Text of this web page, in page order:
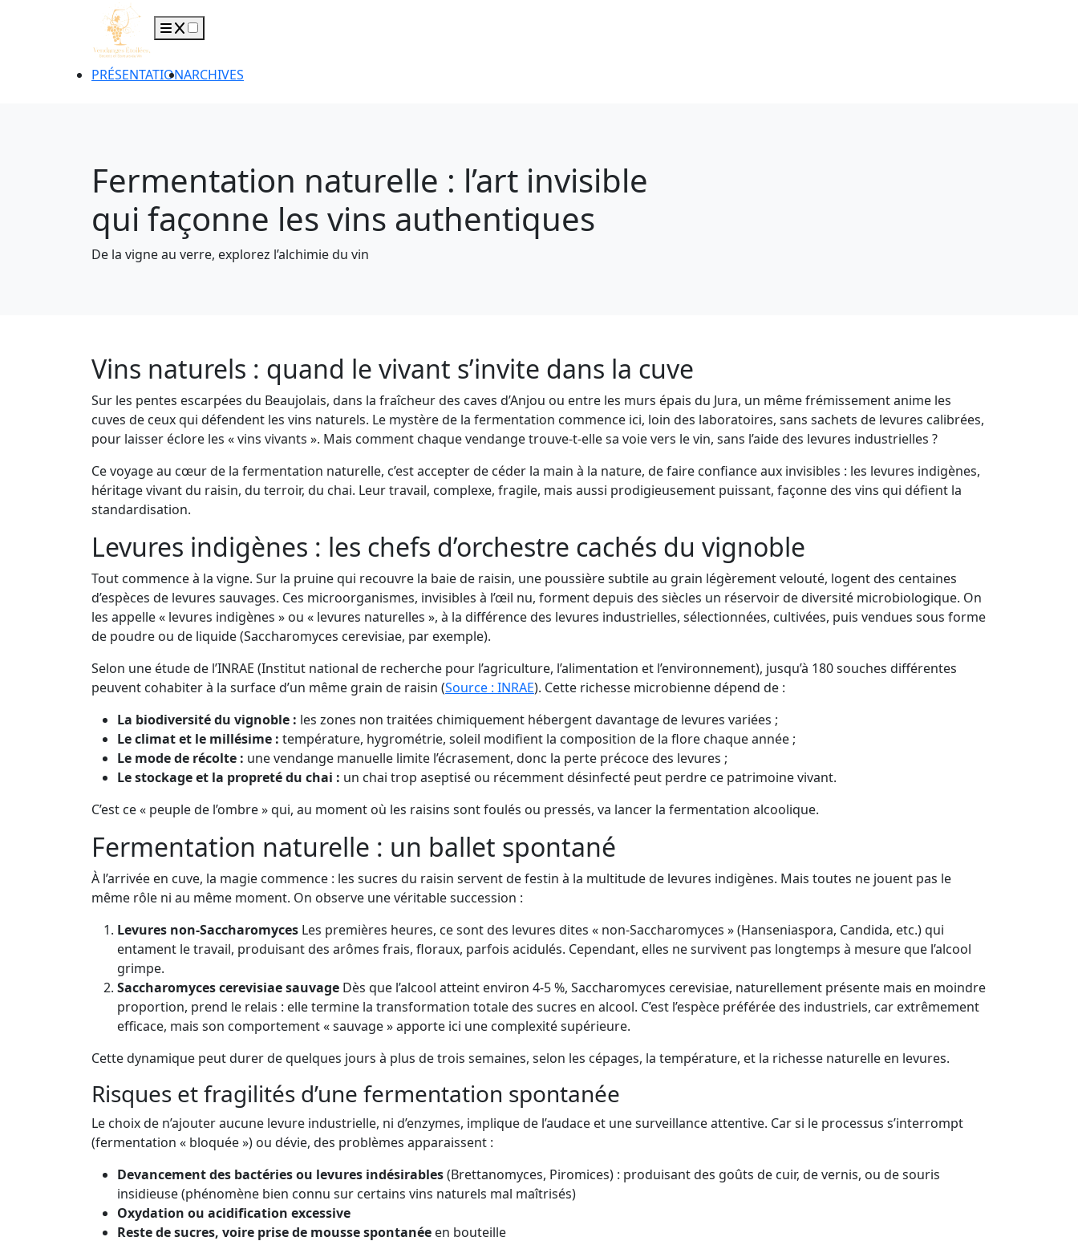
PRÉSENTATIONARCHIVES
Fermentation naturelle : l’art invisible
qui façonne les vins authentiques
De la vigne au verre, explorez l’alchimie du vin
Vins naturels : quand le vivant s’invite dans la cuve
Sur les pentes escarpées du Beaujolais, dans la fraîcheur des caves d’Anjou ou entre les murs épais du Jura, un même frémissement anime les
cuves de ceux qui défendent les vins naturels. Le mystère de la fermentation commence ici, loin des laboratoires, sans sachets de levures calibrées,
pour laisser éclore les « vins vivants ». Mais comment chaque vendange trouve-t-elle sa voie vers le vin, sans l’aide des levures industrielles ?
Ce voyage au cœur de la fermentation naturelle, c’est accepter de céder la main à la nature, de faire confiance aux invisibles : les levures indigènes,
héritage vivant du raisin, du terroir, du chai. Leur travail, complexe, fragile, mais aussi prodigieusement puissant, façonne des vins qui défient la
standardisation.
Levures indigènes : les chefs d’orchestre cachés du vignoble
Tout commence à la vigne. Sur la pruine qui recouvre la baie de raisin, une poussière subtile au grain légèrement velouté, logent des centaines
d’espèces de levures sauvages. Ces microorganismes, invisibles à l’œil nu, forment depuis des siècles un réservoir de diversité microbiologique. On
les appelle « levures indigènes » ou « levures naturelles », à la différence des levures industrielles, sélectionnées, cultivées, puis vendues sous forme
de poudre ou de liquide (Saccharomyces cerevisiae, par exemple).
Selon une étude de l’INRAE (Institut national de recherche pour l’agriculture, l’alimentation et l’environnement), jusqu’à 180 souches différentes
peuvent cohabiter à la surface d’un même grain de raisin (Source : INRAE). Cette richesse microbienne dépend de :
La biodiversité du vignoble : les zones non traitées chimiquement hébergent davantage de levures variées ;
Le climat et le millésime : température, hygrométrie, soleil modifient la composition de la flore chaque année ;
Le mode de récolte : une vendange manuelle limite l’écrasement, donc la perte précoce des levures ;
Le stockage et la propreté du chai : un chai trop aseptisé ou récemment désinfecté peut perdre ce patrimoine vivant.
C’est ce « peuple de l’ombre » qui, au moment où les raisins sont foulés ou pressés, va lancer la fermentation alcoolique.
Fermentation naturelle : un ballet spontané
À l’arrivée en cuve, la magie commence : les sucres du raisin servent de festin à la multitude de levures indigènes. Mais toutes ne jouent pas le
même rôle ni au même moment. On observe une véritable succession :
Levures non-Saccharomyces Les premières heures, ce sont des levures dites « non-Saccharomyces » (Hanseniaspora, Candida, etc.) qui
entament le travail, produisant des arômes frais, floraux, parfois acidulés. Cependant, elles ne survivent pas longtemps à mesure que l’alcool
grimpe.
Saccharomyces cerevisiae sauvage Dès que l’alcool atteint environ 4-5 %, Saccharomyces cerevisiae, naturellement présente mais en moindre
proportion, prend le relais : elle termine la transformation totale des sucres en alcool. C’est l’espèce préférée des industriels, car extrêmement
efficace, mais son comportement « sauvage » apporte ici une complexité supérieure.
Cette dynamique peut durer de quelques jours à plus de trois semaines, selon les cépages, la température, et la richesse naturelle en levures.
Risques et fragilités d’une fermentation spontanée
Le choix de n’ajouter aucune levure industrielle, ni d’enzymes, implique de l’audace et une surveillance attentive. Car si le processus s’interrompt
(fermentation « bloquée ») ou dévie, des problèmes apparaissent :
Devancement des bactéries ou levures indésirables(Brettanomyces, Piromices) : produisant des goûts de cuir, de vernis, ou de souris
insidieuse (phénomène bien connu sur certains vins naturels mal maîtrisés)
Oxydation ou acidification excessive
Reste de sucres, voire prise de mousse spontanée en bouteille